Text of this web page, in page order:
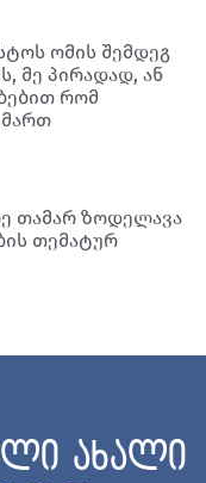
ომის შემდეგ
მე პირადად, ან
რომ
თამარ ზოდელავა
თემატურ
ახალი